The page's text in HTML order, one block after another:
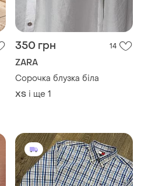
350 грн 14
ZARA
Сорочка блузка біла
ХS і ще 1